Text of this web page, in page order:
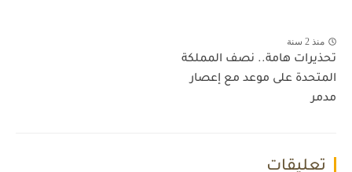
منذ 2 سنة
تحذيرات هامة.. نصف المملكة
المتحدة على موعد مع إعصار
مدمر
تعليقات